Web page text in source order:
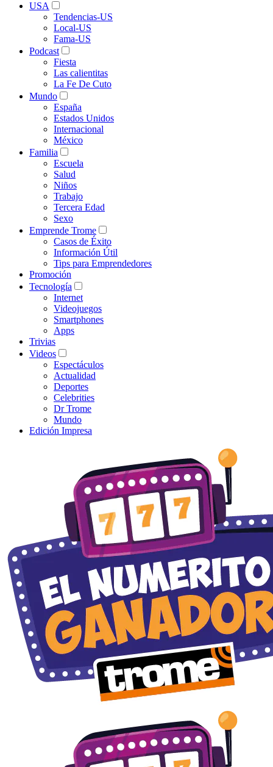
USA
Tendencias-US
Local-US
Fama-US
Podcast
Fiesta
Las calientitas
La Fe De Cuto
Mundo
España
Estados Unidos
Internacional
México
Familia
Escuela
Salud
Niños
Trabajo
Tercera Edad
Sexo
Emprende Trome
Casos de Éxito
Información Útil
Tips para Emprendedores
Promoción
Tecnología
Internet
Videojuegos
Smartphones
Apps
Trivias
Videos
Espectáculos
Actualidad
Deportes
Celebrities
Dr Trome
Mundo
Edición Impresa